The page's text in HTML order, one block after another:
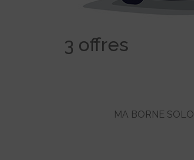
3 offres
MA BORNE SOLO